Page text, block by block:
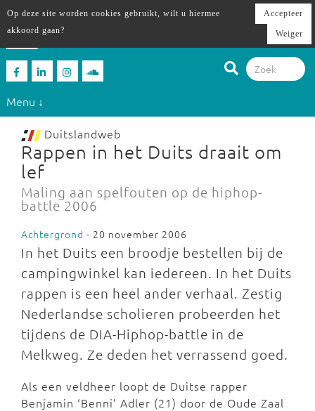
Menu ↓
Duitslandweb
Rappen in het Duits draait om
lef
Maling aan spelfouten op de hiphop-
battle 2006
Achtergrond - 20 november 2006
In het Duits een broodje bestellen bij de
campingwinkel kan iedereen. In het Duits
rappen is een heel ander verhaal. Zestig
Nederlandse scholieren probeerden het
tijdens de DIA-Hiphop-battle in de
Melkweg. Ze deden het verrassend goed.
Als een veldheer loopt de Duitse rapper
Benjamin ‘Benni’ Adler (21) door de Oude Zaal
Op deze site worden cookies gebruikt, wilt u hiermee
akkoord gaan?
Accepteer
Weiger